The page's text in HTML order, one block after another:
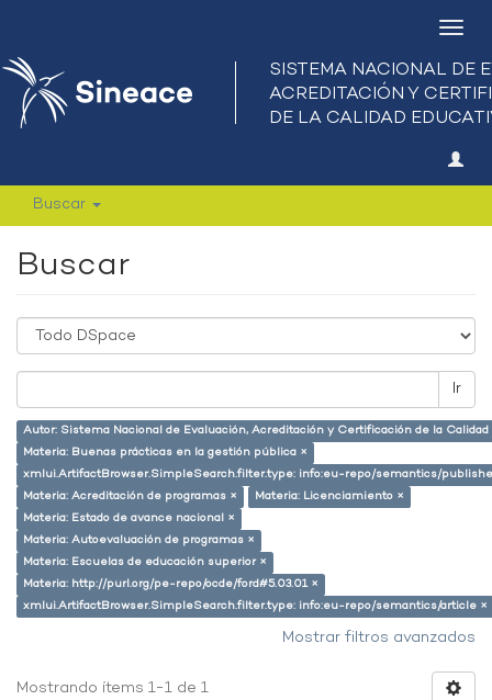
Buscar
Buscar
Ir
Autor: Sistema Nacional de Evaluación, Acreditación y Certificación de la
Materia: Buenas prácticas en la gestión pública ×
xmlui.ArtifactBrowser.SimpleSearch.filter.type: info:eu-repo/semantics/
Materia: Acreditación de programas ×
Materia: Licenciamiento ×
Materia: Estado de avance nacional ×
Materia: Autoevaluación de programas ×
Materia: Escuelas de educación superior ×
Materia: http://purl.org/pe-repo/ocde/ford#5.03.01 ×
xmlui.ArtifactBrowser.SimpleSearch.filter.type: info:eu-repo/semantics/article ×
Mostrar filtros avanzados
Mostrando ítems 1-1 de 1